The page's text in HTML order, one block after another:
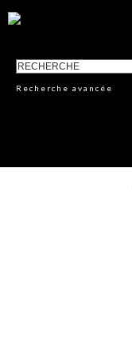
Recherche avancée